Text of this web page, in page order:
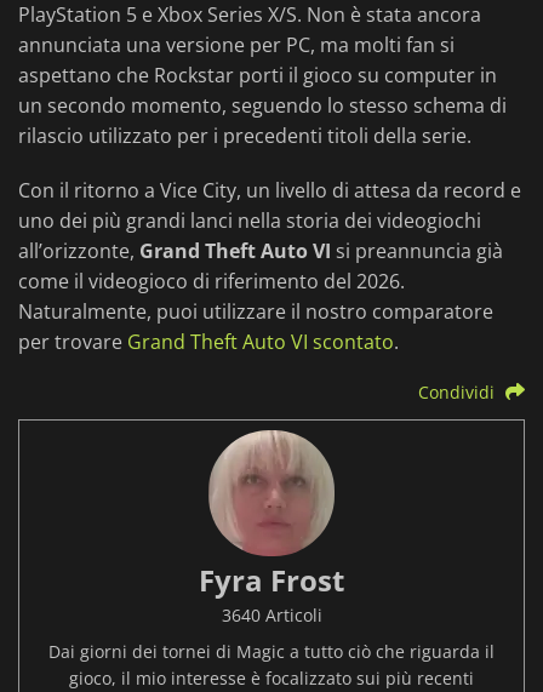
PlayStation 5 e Xbox Series X/S. Non è stata ancora
annunciata una versione per PC, ma molti fan si
aspettano che Rockstar porti il gioco su computer in
un secondo momento, seguendo lo stesso schema di
rilascio utilizzato per i precedenti titoli della serie.
Con il ritorno a Vice City, un livello di attesa da record e
uno dei più grandi lanci nella storia dei videogiochi
all’orizzonte, Grand Theft Auto VI si preannuncia già
come il videogioco di riferimento del 2026.
Naturalmente, puoi utilizzare il nostro comparatore
per trovare Grand Theft Auto VI scontato.
Condividi
Fyra Frost
3640 Articoli
Dai giorni dei tornei di Magic a tutto ciò che riguarda il
gioco, il mio interesse è focalizzato sui più recenti